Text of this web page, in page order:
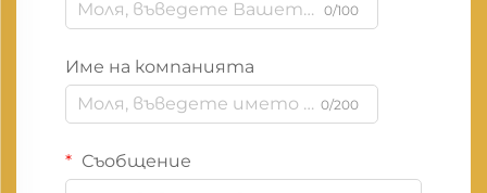
0/100
Име на компанията
0/200
Съобщение